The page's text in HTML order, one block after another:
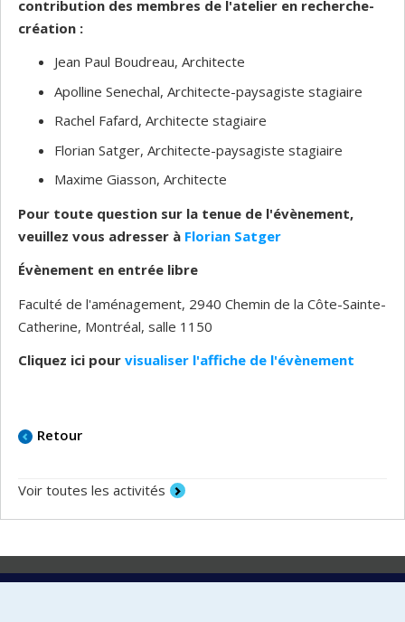
contribution des membres de l'atelier en recherche-
création :
Jean Paul Boudreau, Architecte
Apolline Senechal, Architecte-paysagiste stagiaire
Rachel Fafard, Architecte stagiaire
Florian Satger, Architecte-paysagiste stagiaire
Maxime Giasson, Architecte
Pour toute question sur la tenue de l'évènement,
veuillez vous adresser à Florian Satger
Évènement en entrée libre
Faculté de l'aménagement, 2940 Chemin de la Côte-Sainte-
Catherine, Montréal, salle 1150
Cliquez ici pour visualiser l'affiche de l'évènement
Retour
Voir toutes les activités
Laboratoire d'innovation